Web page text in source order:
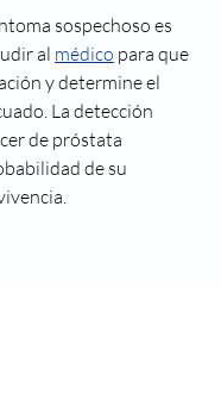
sospechoso es
al médico para que
y determine el
La detección
de próstata
de su